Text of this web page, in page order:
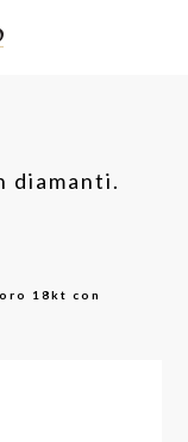
diamanti.
18kt con